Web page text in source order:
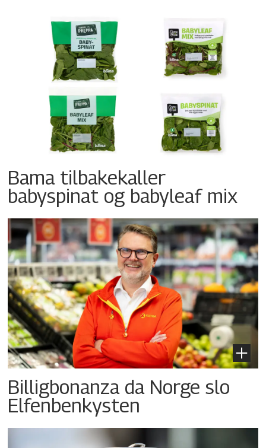
Bama tilbakekaller
babyspinat og babyleaf mix
Billigbonanza da Norge slo
Elfenbenkysten